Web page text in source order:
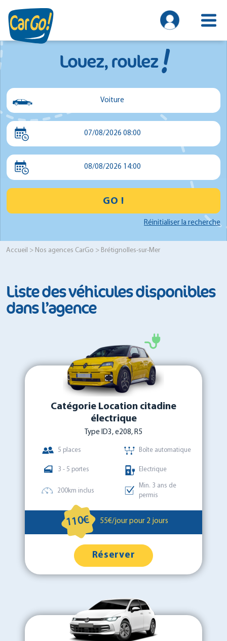
Louez, roulez!
Voiture
Voiture
07/08/2026 08:00
08/08/2026 14:00
GO !
Réinitialiser la recherche
Accueil > Nos agences CarGo > Brétignolles-sur-Mer
Liste des véhicules disponibles
dans l’agence
Catégorie Location citadine
électrique
Type ID3, e208, R5
5 places Boîte automatique
3 - 5 portes Electrique
200km inclus
Min. 3 ans de
permis
110€ 55€/jour pour 2 jours
Réserver